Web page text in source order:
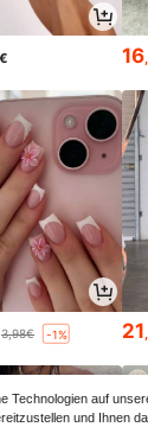
16
3,98€ -1% 21
Technologien auf
und Ihnen